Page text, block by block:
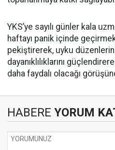
YKS’ye sayılı günler kala
haftayı panik içinde
pekiştirerek, uyku
dayanıklılıklarını
daha faydalı olacağı
HABERE YORUM